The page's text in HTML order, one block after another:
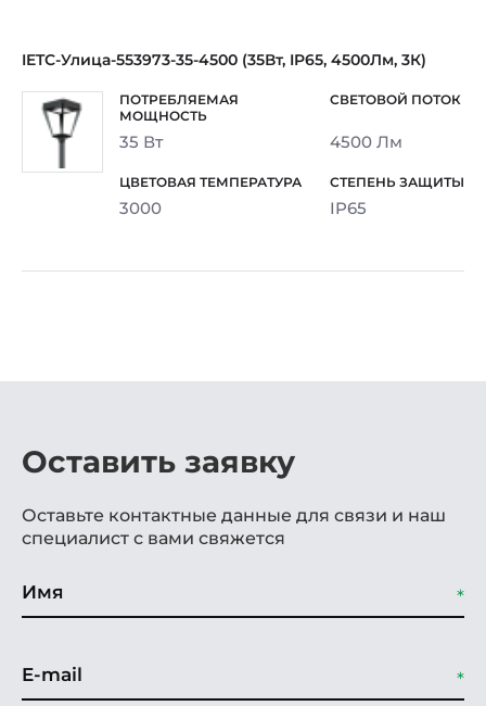
IETC-Улица-553973-35-4500 (35Вт, IP65, 4500Лм, 3К)
35 Вт 4500 Лм
3000 IP65
Оставить заявку
Оставьте контактные данные для связи и наш
специалист с вами свяжется